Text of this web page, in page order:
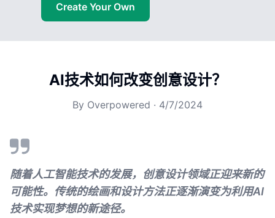
Create Your Own
AI技术如何改变创意设计？
By Overpowered · 4/7/2024
随着人工智能技术的发展，创意设计领域正迎来新的
可能性。传统的绘画和设计方法正逐渐演变为利用AI
技术实现梦想的新途径。